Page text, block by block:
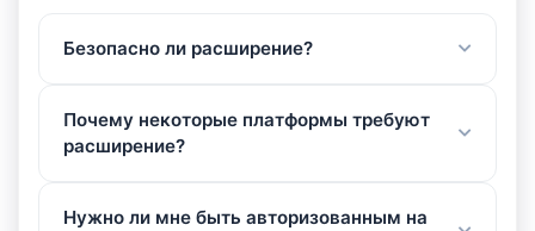
Безопасно ли расширение?
Почему некоторые платформы требуют
расширение?
Нужно ли мне быть авторизованным на